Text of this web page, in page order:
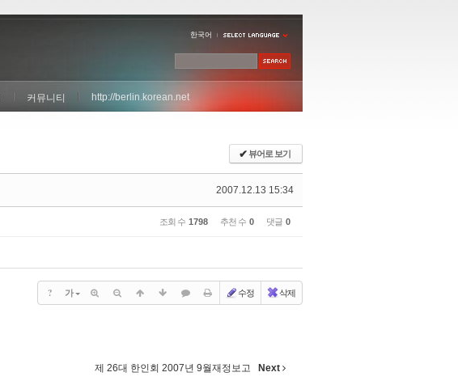
한국어
커뮤니티 http://berlin.korean.net
✔뷰어로 보기
2007.12.13 15:34
조회 수 1798 추천 수 0 댓글 0
? 가 수정 삭제
제 26대 한인회 2007년 9월재정보고 Next